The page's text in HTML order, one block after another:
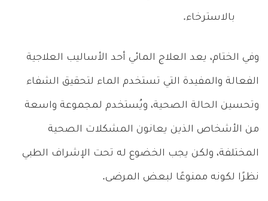
بالاسترخاء.
وفي الختام، يعد العلاج المائي أحد الأساليب العلاجية
الفعالة والمفيدة التي تستخدم الماء لتحقيق الشفاء
وتحسين الحالة الصحية، ويُستخدم لمجموعة واسعة
من الأشخاص الذين يعانون المشكلات الصحية
المختلفة، ولكن يجب الخضوع له تحت الإشراف الطبي
نظرًا لكونه ممنوعًا لبعض المرضى.